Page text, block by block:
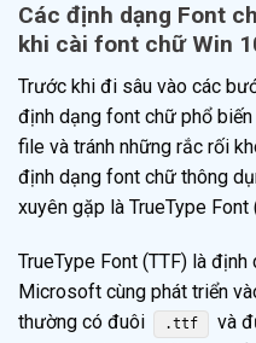
Các định dạng Font
khi cài font chữ Win
Trước khi đi sâu vào các
định dạng font chữ phổ
file và tránh những rắc rối
định dạng font chữ thông
xuyên gặp là TrueType Font
TrueType Font (TTF) là
Microsoft cùng phát triển
thường có đuôi
.ttf
và